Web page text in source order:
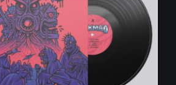
être
choisies
sur
la
page